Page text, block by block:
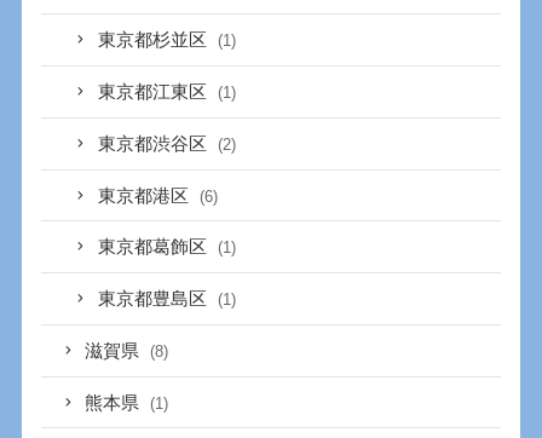
東京都杉並区 (1)
東京都江東区 (1)
東京都渋谷区 (2)
東京都港区 (6)
東京都葛飾区 (1)
東京都豊島区 (1)
滋賀県 (8)
熊本県 (1)